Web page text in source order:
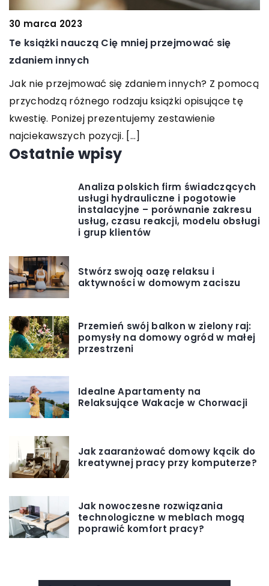
Ostatnie wpisy
Analiza polskich firm świadczących
usługi hydrauliczne i pogotowie
instalacyjne – porównanie zakresu
usług, czasu reakcji, modelu obsługi
i grup klientów
Stwórz swoją oazę relaksu i
aktywności w domowym zaciszu
Przemień swój balkon w zielony raj:
pomysły na domowy ogród w małej
przestrzeni
Idealne Apartamenty na
Relaksujące Wakacje w Chorwacji
Jak zaaranżować domowy kącik do
kreatywnej pracy przy komputerze?
Jak nowoczesne rozwiązania
technologiczne w meblach mogą
poprawić komfort pracy?